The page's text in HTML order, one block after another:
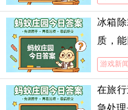
冰箱
质，
月5日
游戏新闻
在旅